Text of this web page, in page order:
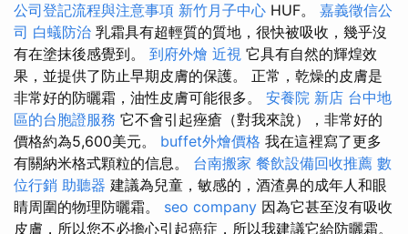
公司登記流程與注意事項 新竹月子中心 HUF。 嘉義徵信公
司 白蟻防治 乳霜具有超輕質的質地，很快被吸收，幾乎沒
有在塗抹後感覺到。 到府外燴 近視 它具有自然的輝煌效
果，並提供了防止早期皮膚的保護。 正常，乾燥的皮膚是
非常好的防曬霜，油性皮膚可能很多。 安養院 新店 台中地
區的台胞證服務 它不會引起痤瘡（對我來說），非常好的
價格約為5,600美元。 buffet外燴價格 我在這裡寫了更多
有關納米格式顆粒的信息。 台南搬家 餐飲設備回收推薦 數
位行銷 助聽器 建議為兒童，敏感的，酒渣鼻的成年人和眼
睛周圍的物理防曬霜。 seo company 因為它甚至沒有吸收
皮膚，所以您不必擔心引起癌症，所以我建議它給防曬霜。